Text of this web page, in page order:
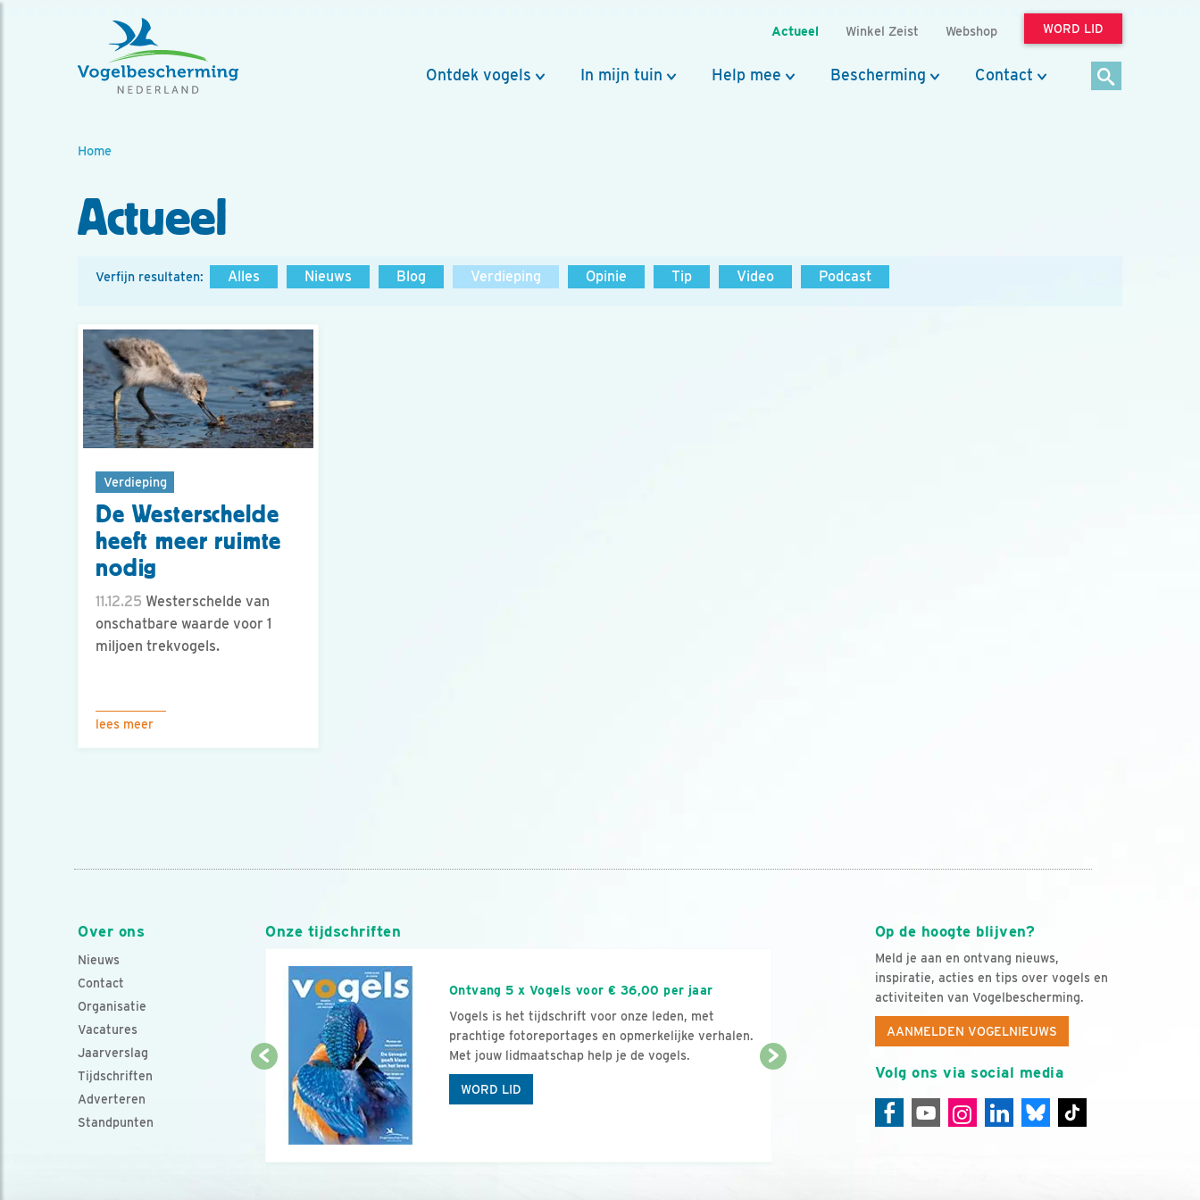
Actueel Winkel Zeist Webshop WORD LID
Ontdek vogels In mijn tuin Help mee Bescherming Contact
Home
Actueel
Verfijn resultaten: Alles Nieuws Blog Verdieping Opinie Tip Video Podcast
Verdieping
De Westerschelde
heeft meer ruimte
nodig
11.12.25 Westerschelde van
onschatbare waarde voor 1
miljoen trekvogels.
lees meer
Over ons
Nieuws
Contact
Organisatie
Vacatures
Jaarverslag
Tijdschriften
Adverteren
Standpunten
Op de hoogte blijven?
Meld je aan en ontvang nieuws,
inspiratie, acties en tips over vogels en
activiteiten van Vogelbescherming.
AANMELDEN VOGELNIEUWS
Volg ons via social media
Onze tijdschriften
Ontvang 5 x Vogels voor € 36,00 per jaar
Vogels is het tijdschrift voor onze leden, met
prachtige fotoreportages en opmerkelijke verhalen.
Met jouw lidmaatschap help je de vogels.
WORD LID